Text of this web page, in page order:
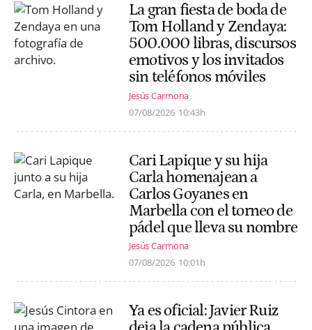
La gran fiesta de boda de
Tom Holland y Zendaya:
500.000 libras, discursos
emotivos y los invitados
sin teléfonos móviles
Jesús Carmona
07/08/2026 10:43h
Cari Lapique y su hija
Carla homenajean a
Carlos Goyanes en
Marbella con el torneo de
pádel que lleva su nombre
Jesús Carmona
07/08/2026 10:01h
Ya es oficial: Javier Ruiz